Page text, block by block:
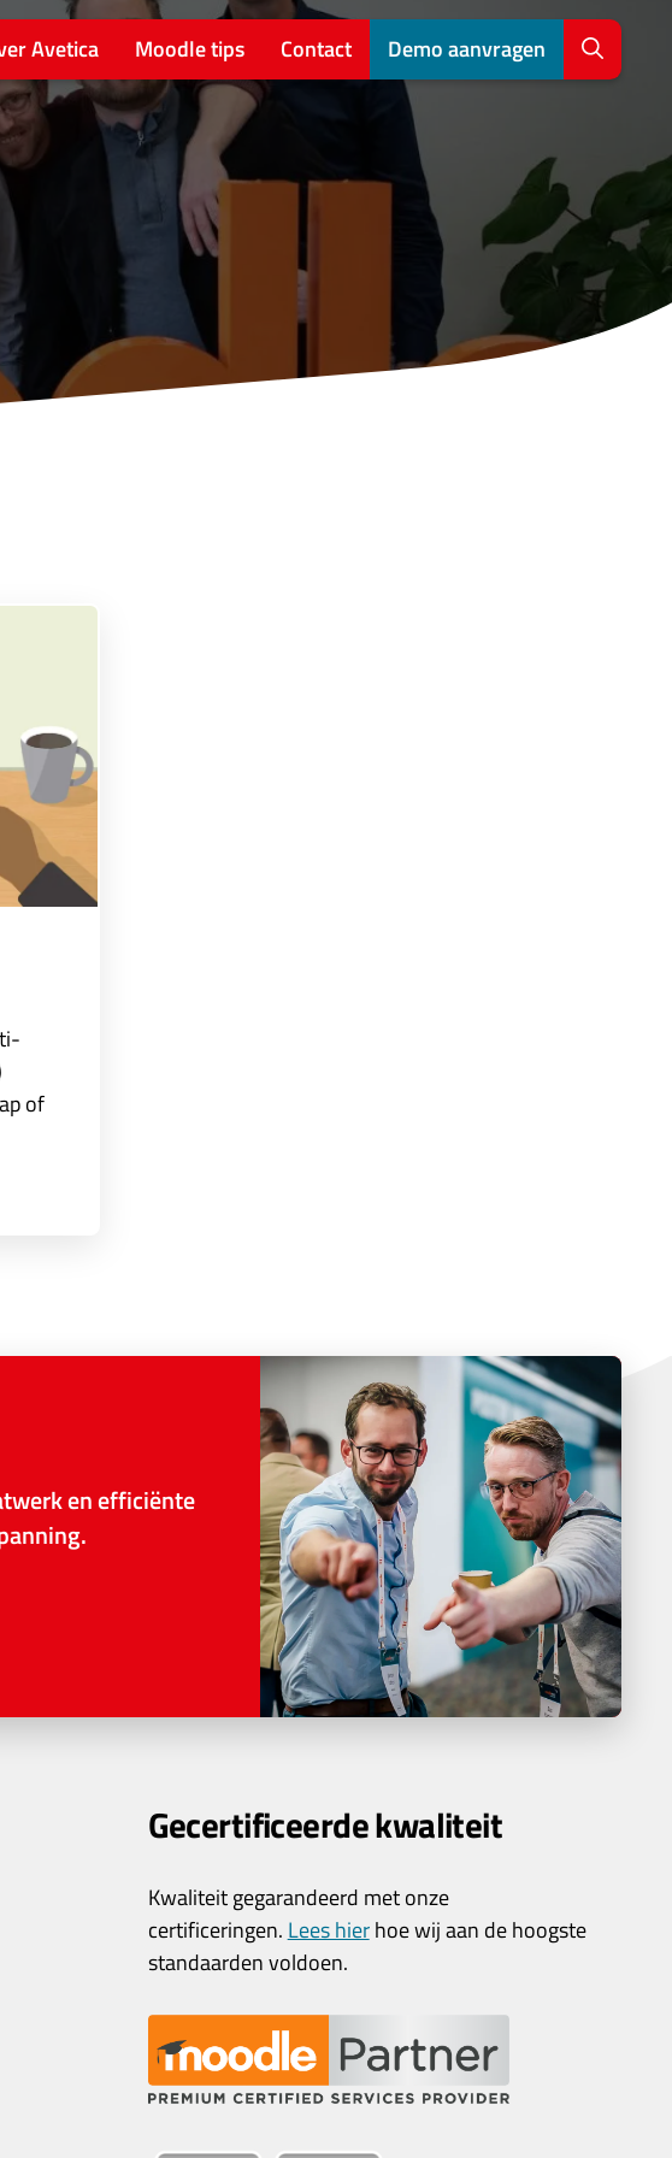
Avetica Moodle tips Contact Demo aanvragen
of
en efficiënte
Gecertificeerde kwaliteit
Kwaliteit gegarandeerd met onze
certificeringen. Lees hierhoe wij aan de hoogste
standaarden voldoen.